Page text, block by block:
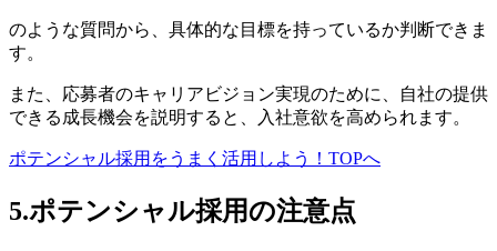
のような質問から、具体的な目標を持っているか判断できま
す。
また、応募者のキャリアビジョン実現のために、自社の提供
できる成長機会を説明すると、入社意欲を高められます。
ポテンシャル採用をうまく活用しよう！TOPへ
5.ポテンシャル採用の注意点